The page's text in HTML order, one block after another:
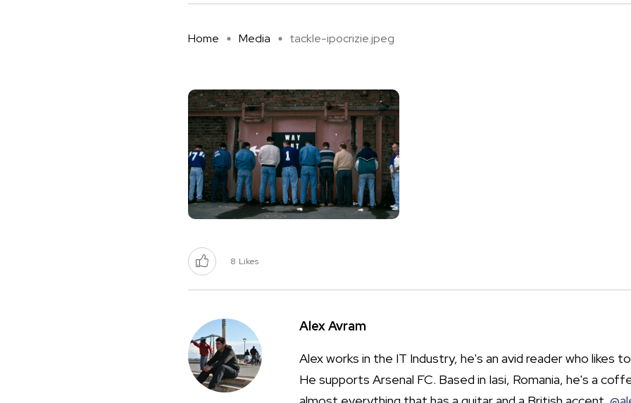
Home Media tackle-ipocrizie.jpeg
8 Likes
Alex Avram
Alex works in the IT Industry, he's an avid reader who likes
He supports Arsenal FC. Based in Iasi, Romania, he's a